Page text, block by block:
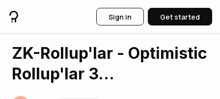
Sign in Get started
ZK-Rollup'lar - Optimistic
Rollup'lar 3...